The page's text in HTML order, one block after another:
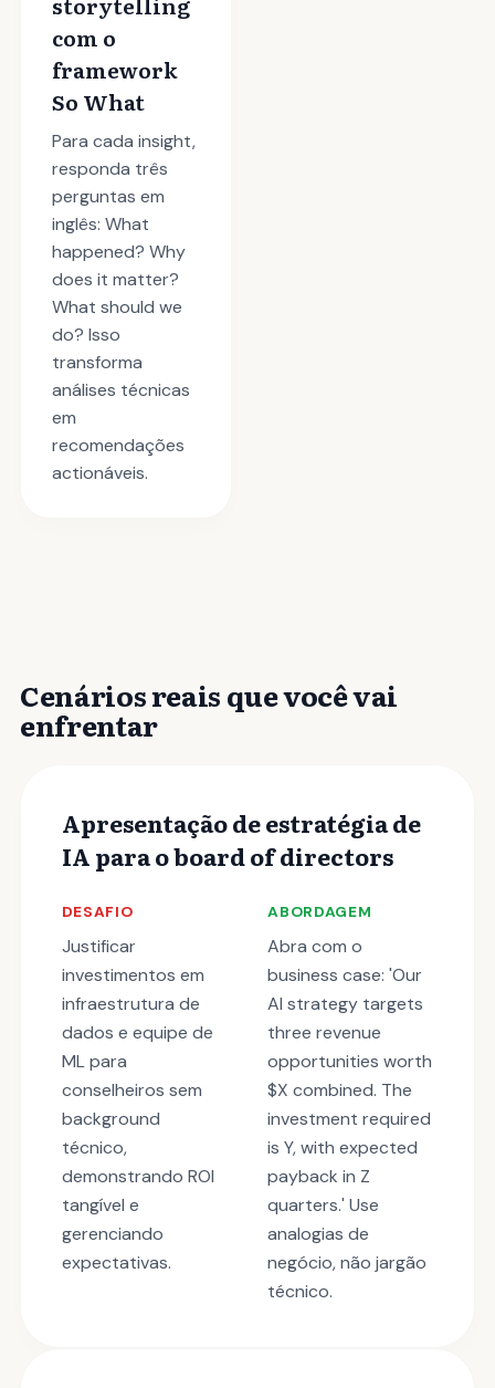
com o
framework
So What
Para cada insight,
responda três
perguntas em
inglês: What
happened? Why
does it matter?
What should we
do? Isso
transforma
análises técnicas
em
recomendações
actionáveis.
Cenários reais que você vai
enfrentar
Apresentação de estratégia de
IA para o board of directors
DESAFIO
Justificar
investimentos em
infraestrutura de
dados e equipe de
ML para
conselheiros sem
background
técnico,
demonstrando ROI
tangível e
gerenciando
expectativas.
ABORDAGEM
Abra com o
business case: 'Our
AI strategy targets
three revenue
opportunities worth
$X combined. The
investment required
is Y, with expected
payback in Z
quarters.' Use
analogias de
negócio, não jargão
técnico.